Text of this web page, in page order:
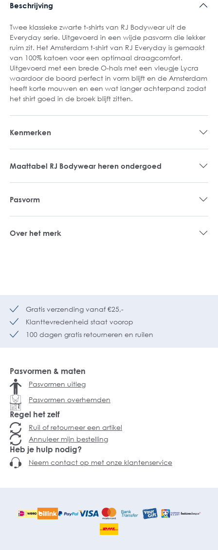
Beschrijving
Twee klassieke zwarte t-shirts van RJ Bodywear uit de
Everyday serie. Uitgevoerd in een wijde pasvorm die lekker
ruim zit. Het Amsterdam t-shirt van RJ Everyday is gemaakt
van 100% katoen voor een optimaal draagcomfort.
Uitgevoerd met een brede O-hals met een vleugje Lycra
waardoor de boord perfect in vorm blijft en de Amsterdam
heeft korte mouwen en een wat langer achterpand zodat
het shirt goed in de broek blijft zitten.
Kenmerken
Maattabel RJ Bodywear heren ondergoed
Pasvorm
Over het merk
Gratis verzending vanaf €25,-
Klanttevredenheid staat voorop
100 dagen gratis retourneren en ruilen
Pasvormen & maten
Pasvormen uitleg
Pasvormen overhemden
Regel het zelf
Ruil of retourneer een artikel
Annuleer mijn bestelling
Heb je hulp nodig?
Neem contact op met onze klantenservice